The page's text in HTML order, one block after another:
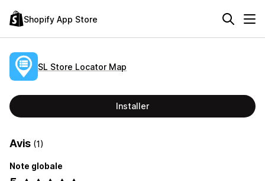
Shopify App Store
SL Store Locator Map
Installer
Avis (1)
Note globale